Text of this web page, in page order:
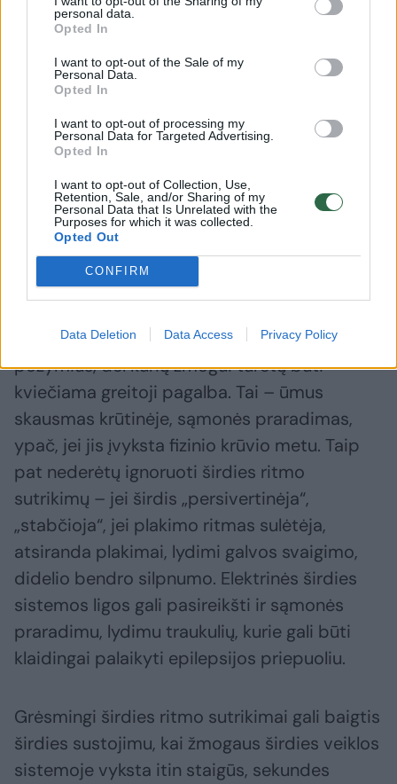
personal data.
Opted In
I want to opt-out of the Sale of my
Personal Data.
Opted In
I want to opt-out of processing my
Personal Data for Targeted Advertising.
Opted In
I want to opt-out of Collection, Use,
Retention, Sale, and/or Sharing of my
Personal Data that Is Unrelated with the
Purposes for which it was collected.
Opted Out
CONFIRM
Data Deletion Data Access Privacy Policy
apie ligos atvejį ir apie būtinybę tirtis
paveldėtumą. Gaila, bet žmonės drąsūs savo
nenaudai: ne tik nesitiria, bet ir
nesivadovauja gydytojų rekomendacijomis,
nevartoja vaistų, nesilaiko fizinio aktyvumo
ribojimo rekomendacijų“, – sakė ji.
Simptomai, kurių nederėtų ignoruoti, ir
būtina pirmoji pagalba
Būdingų simptomų, pasireiškiančių prieš pat
kardiologė dr. N. Bileišienė išskiria bent kelis
požymius, dėl kurių žmogui turėtų būti
kviečiama greitoji pagalba. Tai – ūmus
skausmas krūtinėje, sąmonės praradimas,
ypač, jei jis įvyksta fizinio krūvio metu. Taip
pat nederėtų ignoruoti širdies ritmo
sutrikimų – jei širdis „persivertinėja“,
„stabčioja“, jei plakimo ritmas sulėtėja,
atsiranda plakimai, lydimi galvos svaigimo,
didelio bendro silpnumo. Elektrinės širdies
sistemos ligos gali pasireikšti ir sąmonės
praradimu, lydimu traukulių, kurie gali būti
klaidingai palaikyti epilepsijos priepuoliu.
Grėsmingi širdies ritmo sutrikimai gali baigtis
širdies sustojimu, kai žmogaus širdies veiklos
sistemoje vyksta itin staigūs, sekundes